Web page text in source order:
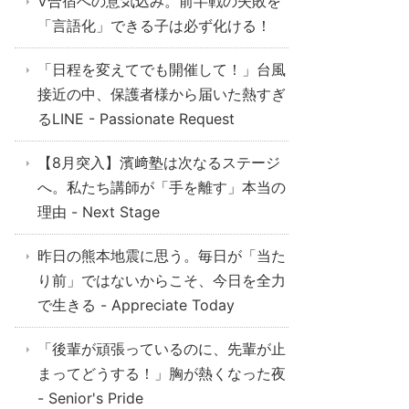
「言語化」できる子は必ず化ける！
「日程を変えてでも開催して！」台風
接近の中、保護者様から届いた熱すぎ
るLINE - Passionate Request
【8月突入】濱﨑塾は次なるステージ
へ。私たち講師が「手を離す」本当の
理由 - Next Stage
昨日の熊本地震に思う。毎日が「当た
り前」ではないからこそ、今日を全力
で生きる - Appreciate Today
「後輩が頑張っているのに、先輩が止
まってどうする！」胸が熱くなった夜
- Senior's Pride